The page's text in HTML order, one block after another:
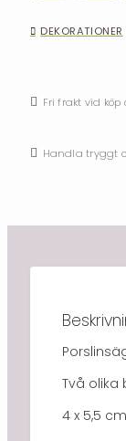
DEKORATIONER
Fri frakt vid köp
Handla tryggt
Två olika
4 x 5,5 cm